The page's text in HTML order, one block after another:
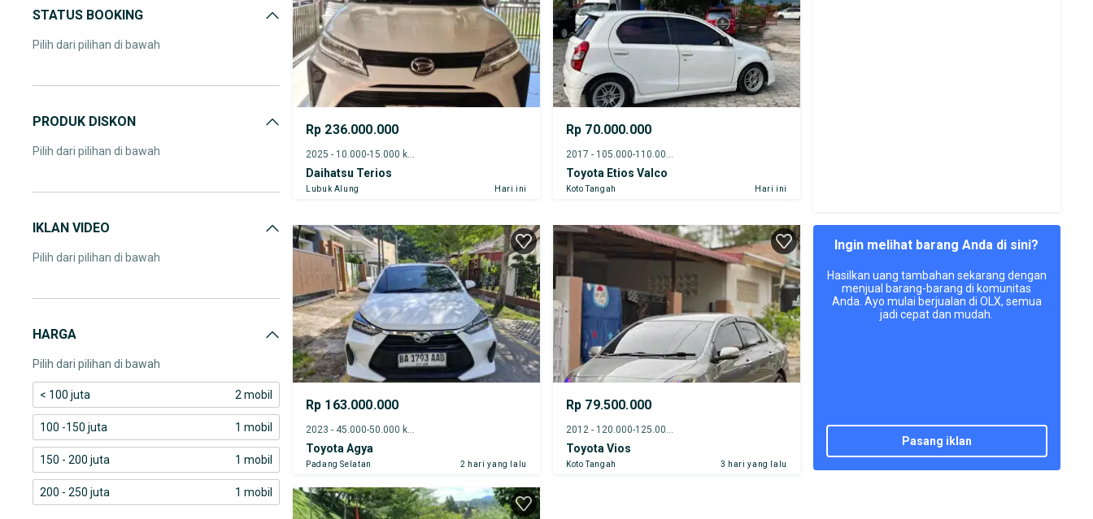
STATUS BOOKING
Pilih dari pilihan di bawah
PRODUK DISKON
Pilih dari pilihan di bawah
IKLAN VIDEO
Pilih dari pilihan di bawah
HARGA
Pilih dari pilihan di bawah
< 100 juta 2 mobil
100 -150 juta 1 mobil
150 - 200 juta 1 mobil
200 - 250 juta 1 mobil
Rp 236.000.000
Daihatsu Terios
Lubuk Alung Hari ini
Rp 70.000.000
Toyota Etios Valco
Koto Tangah Hari ini
Rp 163.000.000
Toyota Agya
Padang Selatan 2 hari yang lalu
Rp 79.500.000
Toyota Vios
Koto Tangah 3 hari yang lalu
Ingin melihat barang Anda di sini?
Hasilkan uang tambahan sekarang dengan
menjual barang-barang di komunitas
Anda. Ayo mulai berjualan di OLX, semua
jadi cepat dan mudah.
pasang iklan